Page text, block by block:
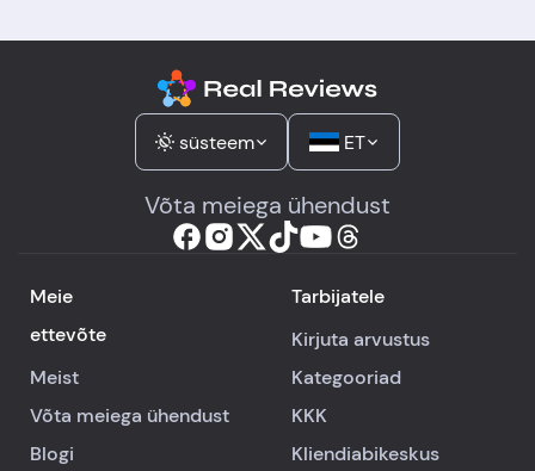
süsteem ET
Võta meiega ühendust
Meie
ettevõte
Meist
Võta meiega ühendust
Blogi
Tarbijatele
Kirjuta arvustus
Kategooriad
KKK
Kliendiabikeskus